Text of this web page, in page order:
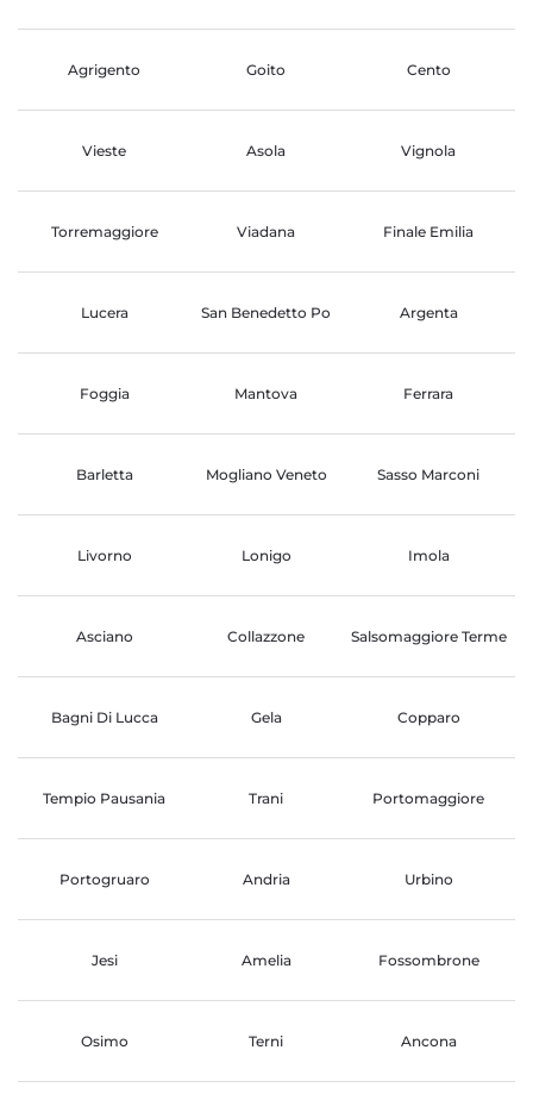
Agrigento Goito Cento
Vieste Asola Vignola
Torremaggiore Viadana Finale Emilia
Lucera San Benedetto Po Argenta
Foggia Mantova Ferrara
Barletta Mogliano Veneto Sasso Marconi
Livorno Lonigo Imola
Asciano Collazzone Salsomaggiore Terme
Bagni Di Lucca Gela Copparo
Tempio Pausania Trani Portomaggiore
Portogruaro Andria Urbino
Jesi Amelia Fossombrone
Osimo Terni Ancona